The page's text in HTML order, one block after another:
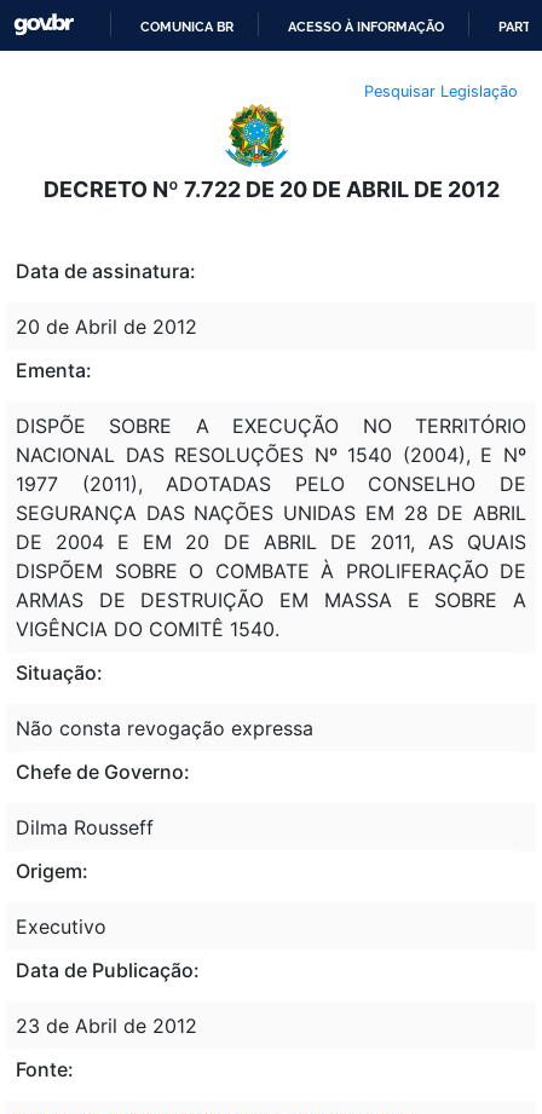
O
CONTEÚDO
COMUNICA BR ACESSO À INFORMAÇÃO
Pesquisar Legislação
DECRETO Nº 7.722 DE 20 DE ABRIL DE 2012
Data de assinatura:
20 de Abril de 2012
Ementa:
DISPÕE SOBRE A EXECUÇÃO NO TERRITÓRIO
NACIONAL DAS RESOLUÇÕES Nº 1540 (2004), E Nº
1977 (2011), ADOTADAS PELO CONSELHO DE
SEGURANÇA DAS NAÇÕES UNIDAS EM 28 DE ABRIL
DE 2004 E EM 20 DE ABRIL DE 2011, AS QUAIS
DISPÕEM SOBRE O COMBATE À PROLIFERAÇÃO DE
ARMAS DE DESTRUIÇÃO EM MASSA E SOBRE A
VIGÊNCIA DO COMITÊ 1540.
Situação:
Não consta revogação expressa
Chefe de Governo:
Dilma Rousseff
Origem:
Executivo
Data de Publicação:
23 de Abril de 2012
Fonte: